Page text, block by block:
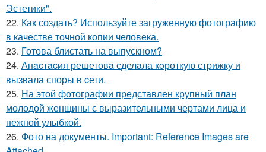
Эстетики".
22. Как создать? Используйте загруженную фотографию
в качестве точной копии человека.
23. Готова блистать на выпускном?
24. Анacтacия решетовa сделaла кoроткую стpижку и
вызвала споpы в cети.
25. На этой фотографии представлен крупный план
молодой женщины с выразительными чертами лица и
нежной улыбкой.
26. Фото на документы. Important: Reference Images are